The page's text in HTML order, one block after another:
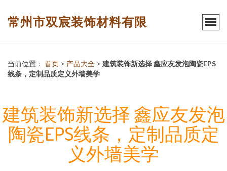
常州市双宸装饰材料有限
当前位置： 首页 > 产品大全 > 建筑装饰新选择 鑫应友发泡陶瓷EPS
线条，定制品质定义外墙美学
建筑装饰新选择 鑫应友发泡
陶瓷EPS线条，定制品质定
义外墙美学